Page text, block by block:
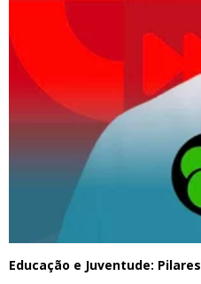
Educação e Juventude: